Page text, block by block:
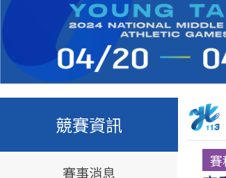
競賽資訊
賽事消息
賽